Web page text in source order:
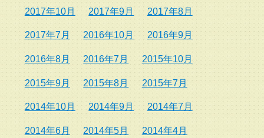
2017年10月 2017年9月 2017年8月
2017年7月 2016年10月 2016年9月
2016年8月 2016年7月 2015年10月
2015年9月 2015年8月 2015年7月
2014年10月 2014年9月 2014年7月
2014年6月 2014年5月 2014年4月